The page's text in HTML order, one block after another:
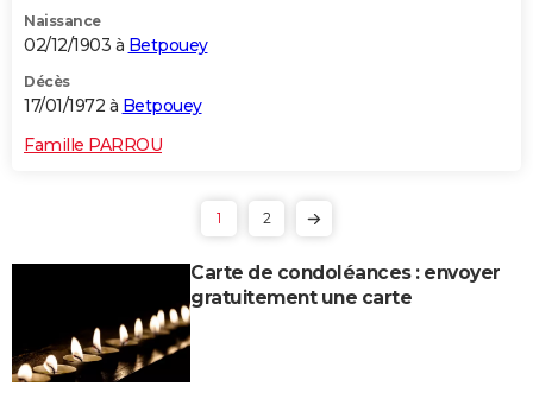
Naissance
02/12/1903 à Betpouey
Décès
17/01/1972 à Betpouey
Famille PARROU
1 2
Carte de condoléances : envoyer
gratuitement une carte